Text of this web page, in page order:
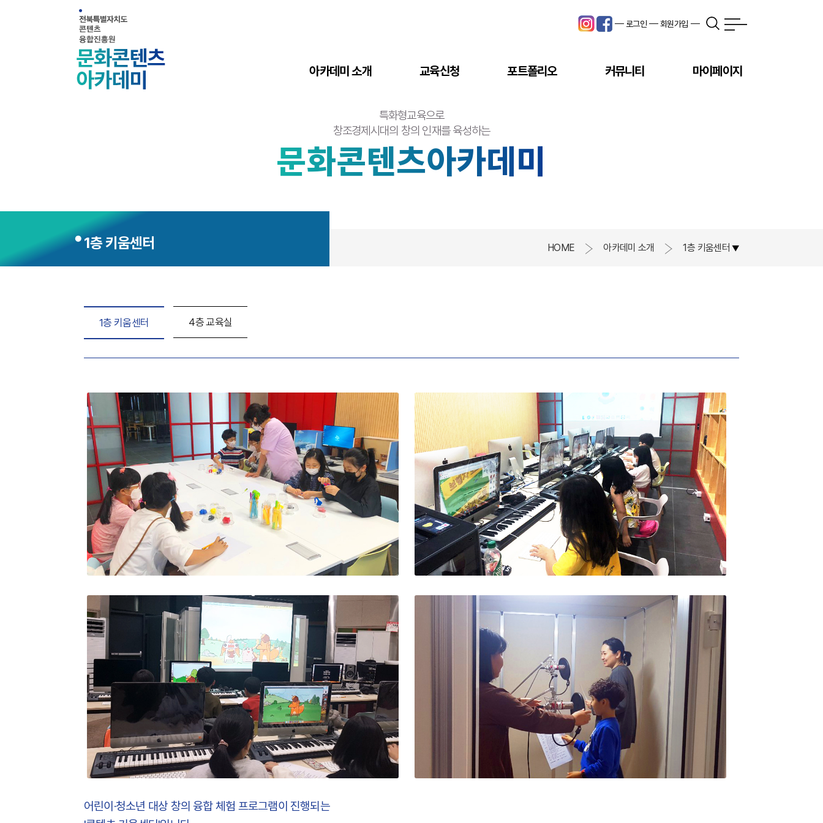
--- 로그인 --- 회원가입 ---
아카데미 소개 교육신청 포트폴리오 커뮤니티 마이페이지
특화형교육으로
창조경제시대의 창의 인재를 육성하는
문화콘텐츠아카데미
1층 키움센터 HOME 아카데미 소개 1층 키움센터 ▼
1층 키움센터 4층 교육실
어린이·청소년 대상 창의 융합 체험 프로그램이 진행되는